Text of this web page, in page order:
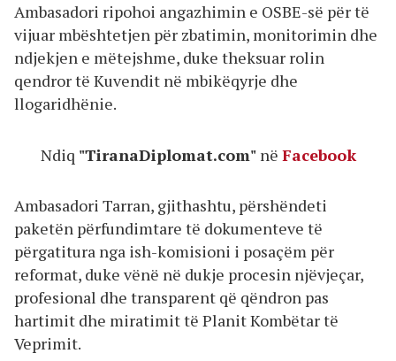
Ambasadori ripohoi angazhimin e OSBE-së për të
vijuar mbështetjen për zbatimin, monitorimin dhe
ndjekjen e mëtejshme, duke theksuar rolin
qendror të Kuvendit në mbikëqyrje dhe
llogaridhënie.
Ndiq "TiranaDiplomat.com" në Facebook
Ambasadori Tarran, gjithashtu, përshëndeti
paketën përfundimtare të dokumenteve të
përgatitura nga ish-komisioni i posaçëm për
reformat, duke vënë në dukje procesin njëvjeçar,
profesional dhe transparent që qëndron pas
hartimit dhe miratimit të Planit Kombëtar të
Veprimit.